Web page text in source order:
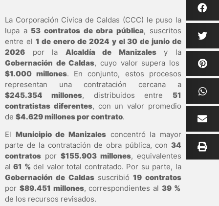
La Corporación Cívica de Caldas (CCC) le puso la
lupa a 53 contratos de obra pública, suscritos
entre el 1 de enero de 2024 y el 30 de junio de
2026 por la Alcaldía de Manizalesy la
Gobernación de Caldas, cuyo valor supera los
$1.000 millones. En conjunto, estos procesos
representan una contratación cercana a
$245.354 millones, distribuidos entre 51
contratistas diferentes, con un valor promedio
de $4.629 millones por contrato.
El Municipio de Manizalesconcentró la mayor
parte de la contratación de obra pública, con 34
contratos por $155.903 millones, equivalentes
al61 % del valor total contratado. Por su parte, la
Gobernación de Caldassuscribió19 contratos
por $89.451 millones, correspondientes al39 %
de los recursos revisados.